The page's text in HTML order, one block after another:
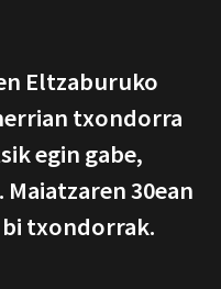
Eltzaburuko
txondorra
egin gabe,
30ean
txondorrak.